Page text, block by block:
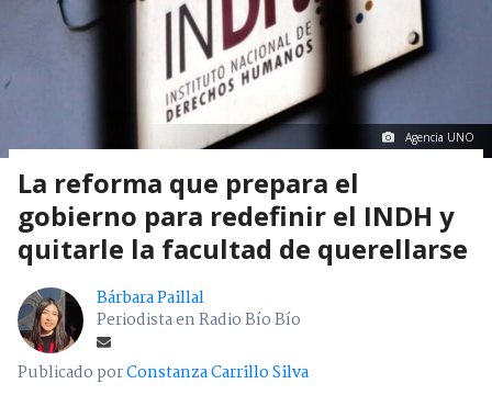
Agencia UNO
La reforma que prepara el
gobierno para redefinir el INDH y
quitarle la facultad de querellarse
Bárbara Paillal
Periodista en Radio Bío Bío
Publicado porConstanza Carrillo Silva